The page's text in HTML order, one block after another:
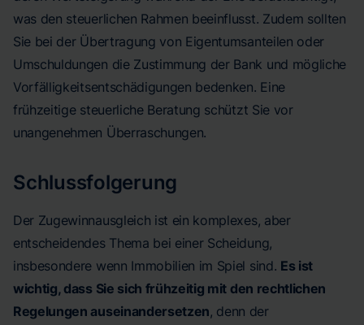
was den steuerlichen Rahmen beeinflusst. Zudem sollten
Sie bei der Übertragung von Eigentumsanteilen oder
Umschuldungen die Zustimmung der Bank und mögliche
Vorfälligkeitsentschädigungen bedenken. Eine
frühzeitige steuerliche Beratung schützt Sie vor
unangenehmen Überraschungen.
Schlussfolgerung
Der Zugewinnausgleich ist ein komplexes, aber
entscheidendes Thema bei einer Scheidung,
insbesondere wenn Immobilien im Spiel sind. Es ist
wichtig, dass Sie sich frühzeitig mit den rechtlichen
Regelungen auseinandersetzen, denn der